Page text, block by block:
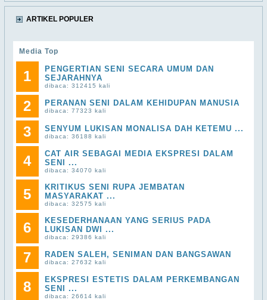
ARTIKEL POPULER
Media Top
1
PENGERTIAN SENI SECARA UMUM DAN
SEJARAHNYA
dibaca: 312415 kali
2 PERANAN SENI DALAM KEHIDUPAN MANUSIA
dibaca: 77323 kali
3 SENYUM LUKISAN MONALISA DAH KETEMU ...
dibaca: 36188 kali
4
CAT AIR SEBAGAI MEDIA EKSPRESI DALAM
SENI ...
dibaca: 34070 kali
5
KRITIKUS SENI RUPA JEMBATAN
MASYARAKAT ...
dibaca: 32575 kali
6
KESEDERHANAAN YANG SERIUS PADA
LUKISAN DWI ...
dibaca: 29386 kali
7 RADEN SALEH, SENIMAN DAN BANGSAWAN
dibaca: 27632 kali
8
EKSPRESI ESTETIS DALAM PERKEMBANGAN
SENI ...
dibaca: 26614 kali